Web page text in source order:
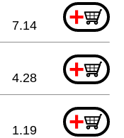
+
7.14
+
4.28
+
1.19